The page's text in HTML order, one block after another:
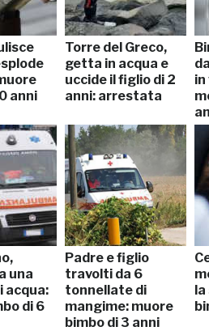
anni
Torre del Greco,
getta in acqua e
uccide il figlio di 2
anni: arrestata
in
una
acqua:
di 6
Padre e figlio
travolti da 6
tonnellate di
mangime: muore
bimbo di 3 anni